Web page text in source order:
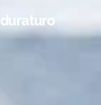
duraturo